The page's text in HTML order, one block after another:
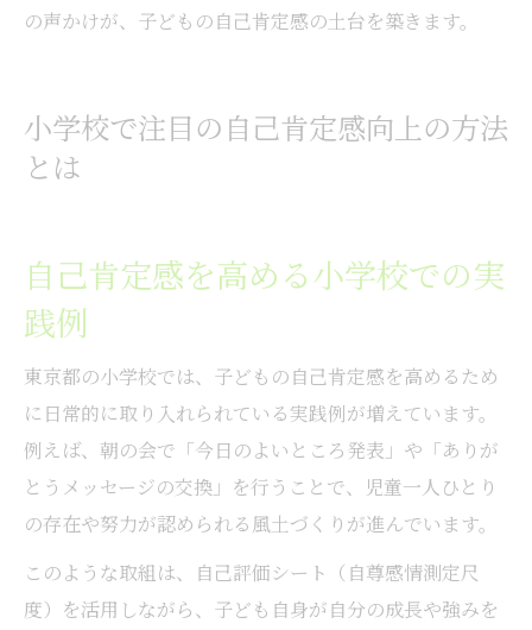
の声かけが、子どもの自己肯定感の土台を築きます。
小学校で注目の自己肯定感向上の方法
とは
自己肯定感を高める小学校での実
践例
東京都の小学校では、子どもの自己肯定感を高めるため
に日常的に取り入れられている実践例が増えています。
例えば、朝の会で「今日のよいところ発表」や「ありが
とうメッセージの交換」を行うことで、児童一人ひとり
の存在や努力が認められる風土づくりが進んでいます。
このような取組は、自己評価シート（自尊感情測定尺
度）を活用しながら、子ども自身が自分の成長や強みを